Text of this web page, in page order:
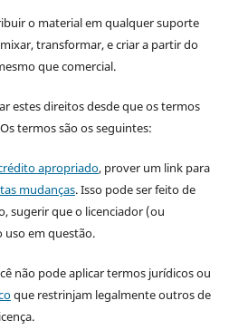
o material em qualquer suporte
transformar, e criar a partir do
que comercial.
estes direitos desde que os termos
termos são os seguintes:
apropriado, prover um link para
mudanças. Isso pode ser feito de
sugerir que o licenciador (ou
uso em questão.
não pode aplicar termos jurídicos ou
que restrinjam legalmente outros de